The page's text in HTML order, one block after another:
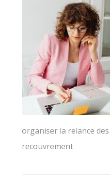
organiser la relance
recouvrement